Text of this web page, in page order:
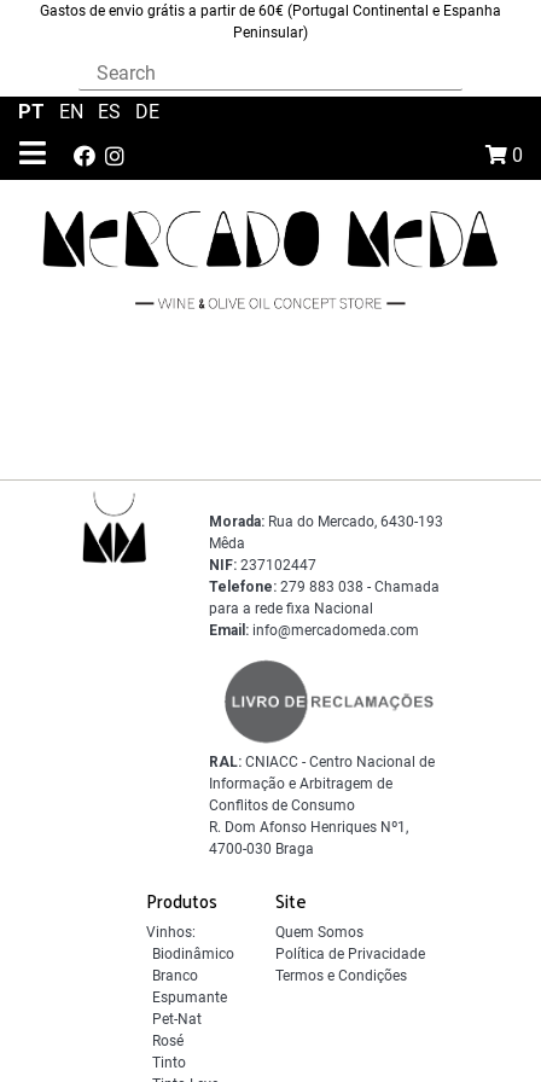
Gastos de envio grátis a partir de 60€ (Portugal Continental e Espanha
Peninsular)
0
PT EN ES DE
Produtos
Vinhos:
Biodinâmico
Branco
Espumante
Pet-Nat
Rosé
Tinto
Site
Quem Somos
Política de Privacidade
Termos e Condições
Morada: Rua do Mercado, 6430-193
Mêda
NIF: 237102447
Telefone: 279 883 038 - Chamada
para a rede fixa Nacional
Email: info@mercadomeda.com
RAL: CNIACC - Centro Nacional de
Informação e Arbitragem de
Conflitos de Consumo
R. Dom Afonso Henriques Nº1,
4700-030 Braga